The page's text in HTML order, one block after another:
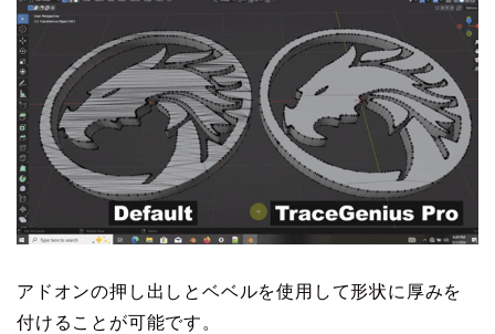
アドオンの押し出しとベベルを使用して形状に厚みを
付けることが可能です。